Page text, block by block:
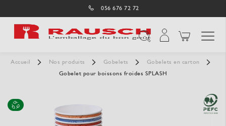
056 676 72 72
Accueil Nos produits Gobelets
Gobelets en carton
Gobelet pour boissons froides SPLASH